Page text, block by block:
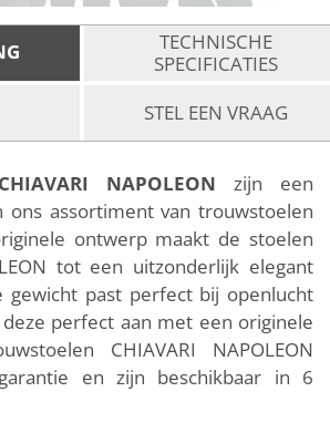
TECHNISCHE
SPECIFICATIES
STEL EEN VRAAG
NAPOLEON zijn een
ons assortiment van trouwstoelen
ontwerp maakt de stoelen
tot een uitzonderlijk elegant
gewicht past perfect bij openlucht
perfect aan met een originele
CHIAVARI NAPOLEON
en zijn beschikbaar in 6